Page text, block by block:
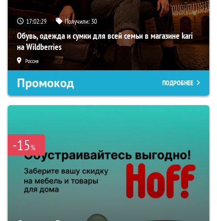
17:02:28 Получили: 30
Обувь, одежда и сумки для всей семьи в магазине kari
на Wildberries
Россия
Промокод ПОДРОБНЕЕ
-15%